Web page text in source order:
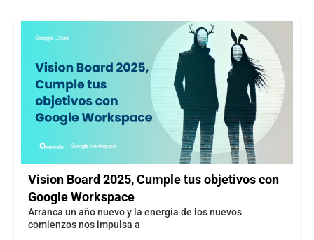
Vision Board 2025, Cumple tus objetivos con
Google Workspace
Arranca un año nuevo y la energía de los nuevos
comienzos nos impulsa a